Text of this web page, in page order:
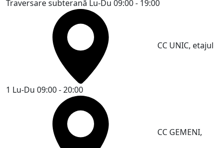
Traversare subterană Lu-Du 09:00 - 19:00
CC UNIC, etajul
1 Lu-Du 09:00 - 20:00
CC GEMENI,